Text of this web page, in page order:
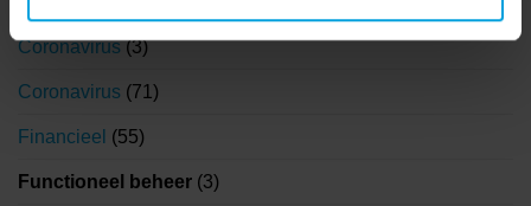
Coronavirus(3)
Coronavirus (71)
Financieel (55)
Functioneel beheer (3)